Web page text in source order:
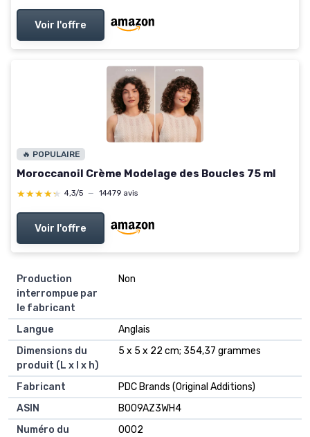
Voir l'offre
🔥 POPULAIRE
Moroccanoil Crème Modelage des Boucles 75 ml
★★★★★
★★★★★ 4,3/5 — 14479 avis
Voir l'offre
Production
interrompue par
le fabricant
Non
Langue
Anglais
Dimensions du
produit (L x l x h)
5 x 5 x 22 cm; 354,37 grammes
Fabricant
PDC Brands (Original Additions)
ASIN
B009AZ3WH4
Numéro du
0002